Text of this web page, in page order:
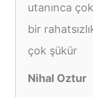
utanınca
bir
çok şükür
Nihal Oztur